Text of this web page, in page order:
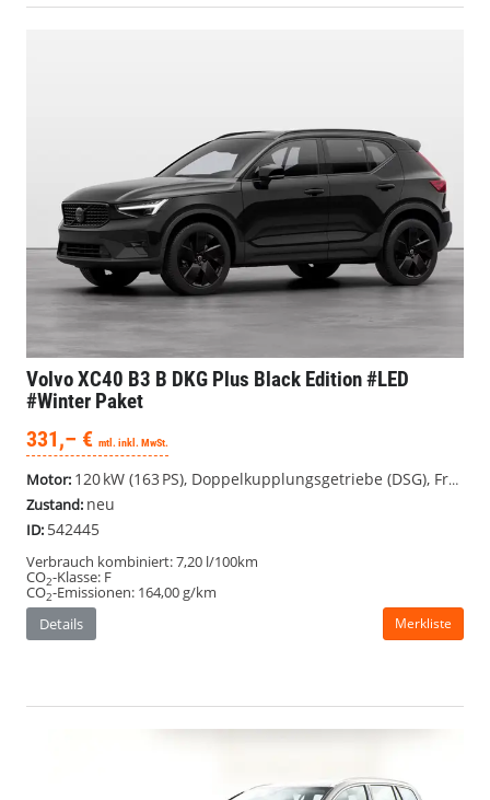
Volvo XC40 B3 B DKG Plus Black Edition #LED
#Winter Paket
331,– € mtl. inkl. MwSt.
Motor: 120 kW (163 PS), Doppelkupplungsgetriebe (DSG), Frontantrieb
Zustand: neu
ID: 542445
Verbrauch kombiniert:7,20 l/100km
CO2-Klasse: F
CO2-Emissionen: 164,00 g/km
Details
Merkliste